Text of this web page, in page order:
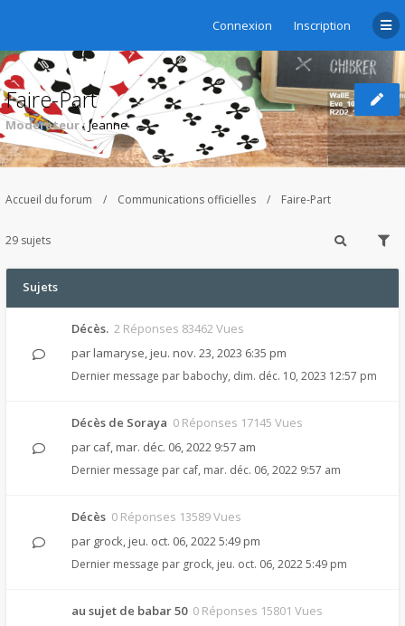
Connexion Inscription
Faire-Part
Modérateur : Jeanne
Accueil du forum Communications officielles Faire-Part
29 sujets
Sujets
Décès. 2 Réponses 83462 Vues
par lamaryse, jeu. nov. 23, 2023 6:35 pm
Dernier message par babochy, dim. déc. 10, 2023 12:57 pm
Décès de Soraya 0 Réponses 17145 Vues
par caf, mar. déc. 06, 2022 9:57 am
Dernier message par caf, mar. déc. 06, 2022 9:57 am
Décès 0 Réponses 13589 Vues
par grock, jeu. oct. 06, 2022 5:49 pm
Dernier message par grock, jeu. oct. 06, 2022 5:49 pm
au sujet de babar 50 0 Réponses 15801 Vues